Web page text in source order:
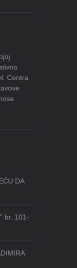
Centra
DA
br. 101-